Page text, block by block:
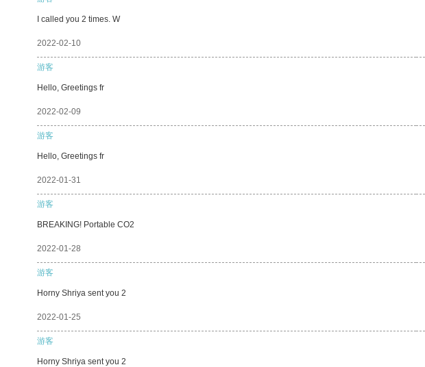
I called you 2 times. W
2022-02-10
游客
Hello, Greetings fr
2022-02-09
游客
Hello, Greetings fr
2022-01-31
游客
BREAKING! Portable CO2
2022-01-28
游客
Horny Shriya sent you 2
2022-01-25
游客
Horny Shriya sent you 2